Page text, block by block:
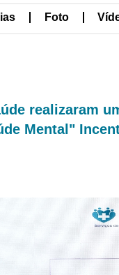
Foto
realizaram
Mental"